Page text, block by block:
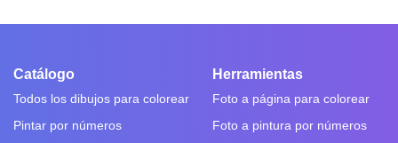
Catálogo
Todos los dibujos para colorear
Pintar por números
Herramientas
Foto a página para colorear
Foto a pintura por números